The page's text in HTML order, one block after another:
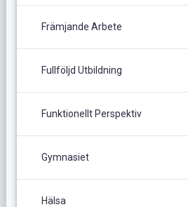
Främjande Arbete
Fullföljd Utbildning
Funktionellt Perspektiv
Gymnasiet
Hälsa